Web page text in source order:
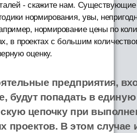
- скажите нам. Существующие
нормирования, увы,
нормирование цены по
в проектах с большим
оценку.
предприятия,
будут попадать в единую
цепочку при
проектов. В этом случае